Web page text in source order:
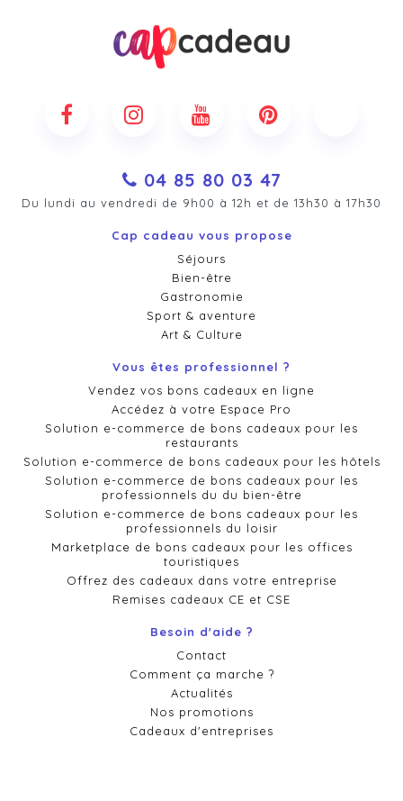
04 85 80 03 47
Du lundi au vendredi de 9h00 à 12h et de 13h30 à 17h30
Cap cadeau vous propose
Séjours
Bien-être
Gastronomie
Sport & aventure
Art & Culture
Vous êtes professionnel ?
Vendez vos bons cadeaux en ligne
Accédez à votre Espace Pro
Solution e-commerce de bons cadeaux pour les
restaurants
Solution e-commerce de bons cadeaux pour les hôtels
Solution e-commerce de bons cadeaux pour les
professionnels du du bien-être
Solution e-commerce de bons cadeaux pour les
professionnels du loisir
Marketplace de bons cadeaux pour les offices
touristiques
Offrez des cadeaux dans votre entreprise
Remises cadeaux CE et CSE
Besoin d'aide ?
Contact
Comment ça marche ?
Actualités
Nos promotions
Cadeaux d'entreprises